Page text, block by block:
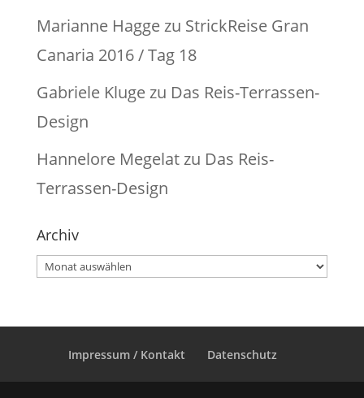
Marianne Haggezu StrickReise Gran
Canaria 2016 / Tag 18
Gabriele Klugezu Das Reis-Terrassen-
Design
Hannelore Megelatzu Das Reis-
Terrassen-Design
Archiv
Archiv
Impressum / Kontakt Datenschutz